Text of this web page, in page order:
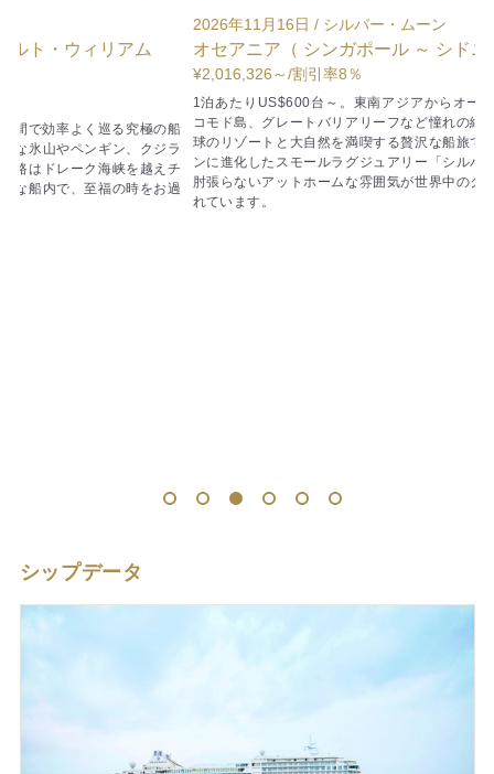
2026年11月16日 / シルバー・ムーン
オセアニア（ シンガポール ～ シドニー ） / 18泊
/割引率8％
1泊あたりUS$600台～。東南アジアからオーストラリアへ。バリ島や
コモド島、グレートバリアリーフなど憧れの絶景を巡る人気航路。南半
球のリゾートと大自然を満喫する贅沢な船旅です。伝統を守りつつモダ
ンに進化したスモールラグジュアリー「シルバーシー・クルーズ」。肩
肘張らないアットホームな雰囲気が世界中のクルーズファンから親しま
1 2 3 4 5 6
シップデータ